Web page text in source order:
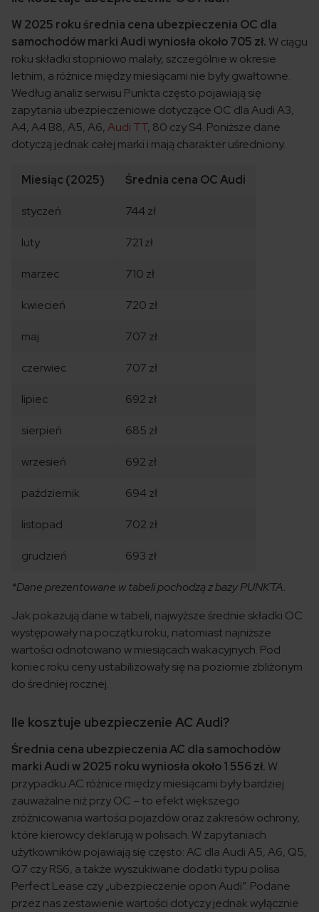
W 2025 roku średnia cena ubezpieczenia OC dla
samochodów marki Audi wyniosła około 705 zł. W ciągu
roku składki stopniowo malały, szczególnie w okresie
letnim, a różnice między miesiącami nie były gwałtowne.
Według analiz serwisu Punkta często pojawiają się
zapytania ubezpieczeniowe dotyczące OC dla Audi A3,
A4, A4 B8, A5, A6,Audi TT, 80 czy S4. Poniższe dane
dotyczą jednak całej marki i mają charakter uśredniony.
Miesiąc (2025) Średnia cena OC Audi
styczeń 744 zł
luty 721 zł
marzec 710 zł
kwiecień 720 zł
maj 707 zł
czerwiec 707 zł
lipiec 692 zł
sierpień 685 zł
wrzesień 692 zł
październik 694 zł
listopad 702 zł
grudzień 693 zł
*Dane prezentowane w tabeli pochodzą z bazy PUNKTA.
Jak pokazują dane w tabeli, najwyższe średnie składki OC
występowały na początku roku, natomiast najniższe
wartości odnotowano w miesiącach wakacyjnych. Pod
koniec roku ceny ustabilizowały się na poziomie zbliżonym
do średniej rocznej.
Ile kosztuje ubezpieczenie AC Audi?
Średnia cena ubezpieczenia AC dla samochodów
marki Audi w 2025 roku wyniosła około 1 556 zł. W
przypadku AC różnice między miesiącami były bardziej
zauważalne niż przy OC – to efekt większego
zróżnicowania wartości pojazdów oraz zakresów ochrony,
które kierowcy deklarują w polisach. W zapytaniach
użytkowników pojawiają się często: AC dla Audi A5, A6, Q5,
Q7 czy RS6, a także wyszukiwane dodatki typu polisa
Perfect Lease czy „ubezpieczenie opon Audi”. Podane
przez nas zestawienie wartości dotyczy jednak wyłącznie